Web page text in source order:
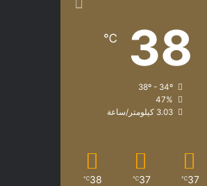
38
℃
47%
3.03 كيلومتر/ساعة
37
℃
37
℃
38
℃